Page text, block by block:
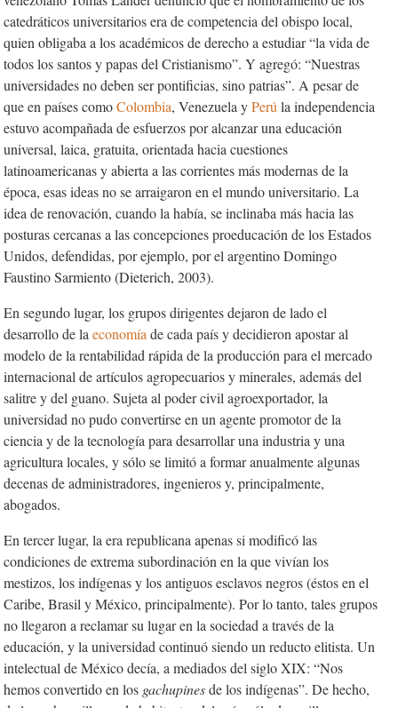
catedráticos universitarios era de competencia del obispo local,
quien obligaba a los académicos de derecho a estudiar “la vida de
todos los santos y papas del Cristianismo”. Y agregó: “Nuestras
universidades no deben ser pontificias, sino patrias”. A pesar de
que en países comoColombia, Venezuela yPerú la independencia
estuvo acompañada de esfuerzos por alcanzar una educación
universal, laica, gratuita, orientada hacia cuestiones
latinoamericanas y abierta a las corrientes más modernas de la
época, esas ideas no se arraigaron en el mundo universitario. La
idea de renovación, cuando la había, se inclinaba más hacia las
posturas cercanas a las concepciones proeducación de los Estados
Unidos, defendidas, por ejemplo, por el argentino Domingo
Faustino Sarmiento (Dieterich, 2003).
En segundo lugar, los grupos dirigentes dejaron de lado el
desarrollo de la economía de cada país y decidieron apostar al
modelo de la rentabilidad rápida de la producción para el mercado
internacional de artículos agropecuarios y minerales, además del
salitre y del guano. Sujeta al poder civil agroexportador, la
universidad no pudo convertirse en un agente promotor de la
ciencia y de la tecnología para desarrollar una industria y una
agricultura locales, y sólo se limitó a formar anualmente algunas
decenas de administradores, ingenieros y, principalmente,
abogados.
En tercer lugar, la era republicana apenas si modificó las
condiciones de extrema subordinación en la que vivían los
mestizos, los indígenas y los antiguos esclavos negros (éstos en el
Caribe, Brasil y México, principalmente). Por lo tanto, tales grupos
no llegaron a reclamar su lugar en la sociedad a través de la
educación, y la universidad continuó siendo un reducto elitista. Un
intelectual de México decía, a mediados del siglo XIX: “Nos
hemos convertido en los gachupinesde los indígenas”. De hecho,